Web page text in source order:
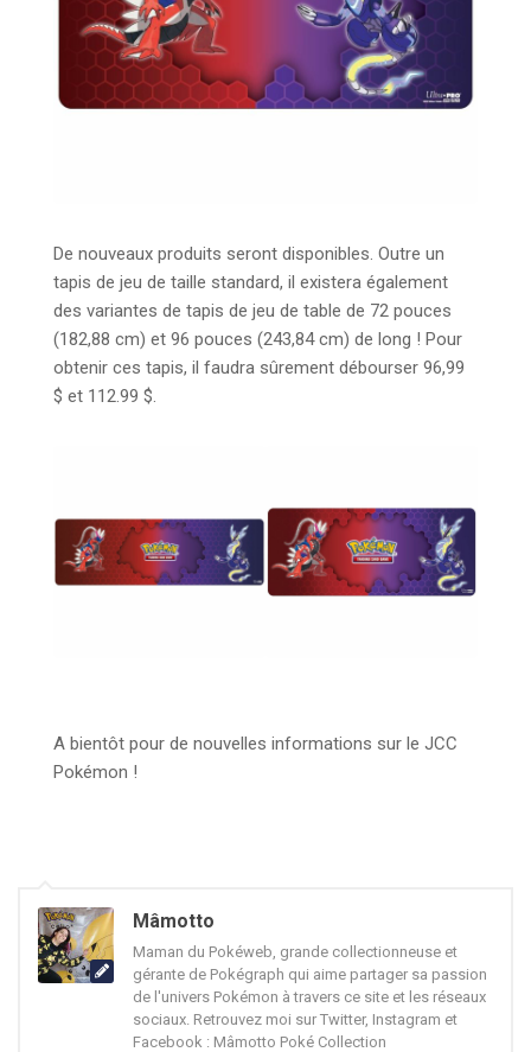
De nouveaux produits seront disponibles. Outre un
tapis de jeu de taille standard, il existera également
des variantes de tapis de jeu de table de 72 pouces
(182,88 cm) et 96 pouces (243,84 cm) de long ! Pour
obtenir ces tapis, il faudra sûrement débourser 96,99
$ et 112.99 $.
A bientôt pour de nouvelles informations sur le JCC
Pokémon !
Mâmotto
Maman du Pokéweb, grande collectionneuse et
gérante de Pokégraph qui aime partager sa passion
de l'univers Pokémon à travers ce site et les réseaux
sociaux. Retrouvez moi sur Twitter, Instagram et
Facebook : Mâmotto Poké Collection